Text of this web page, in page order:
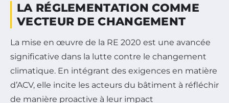
LA RÉGLEMENTATION COMME
VECTEUR DE CHANGEMENT
La mise en œuvre de la RE 2020 est une avancée
significative dans la lutte contre le changement
climatique. En intégrant des exigences en matière
d’ACV, elle incite les acteurs du bâtiment à réfléchir
de manière proactive à leur impact